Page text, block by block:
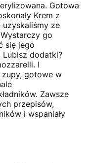
Gotowa
Krem z
uzyskaliśmy ze
go
się jego
Lubisz dodatki?
I
zupy, gotowe w
Zawsze
przepisów,
i wspaniały